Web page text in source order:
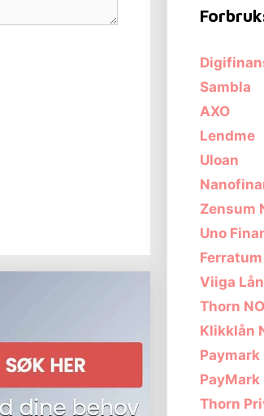
Sambla
AXO
Lendme
Uloan
Zensum
Uno
Ferratum
Viiga
Thorn NO
Klikklån
Paymark
PayMark
Thorn